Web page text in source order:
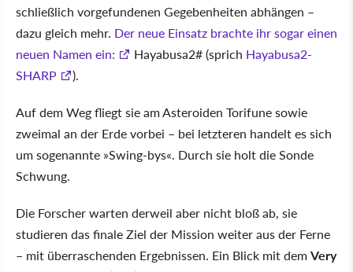
schließlich vorgefundenen Gegebenheiten abhängen –
dazu gleich mehr. Der neue Einsatz brachte ihr sogar einen
neuen Namen ein:
Hayabusa2# (sprich Hayabusa2-
SHARP
).
Auf dem Weg fliegt sie am Asteroiden Torifune sowie
zweimal an der Erde vorbei – bei letzteren handelt es sich
um sogenannte Swing-bys . Durch sie holt die Sonde
Schwung.
Die Forscher warten derweil aber nicht bloß ab, sie
studieren das finale Ziel der Mission weiter aus der Ferne
– mit überraschenden Ergebnissen. Ein Blick mit demVery